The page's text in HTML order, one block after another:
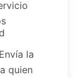
la
quien